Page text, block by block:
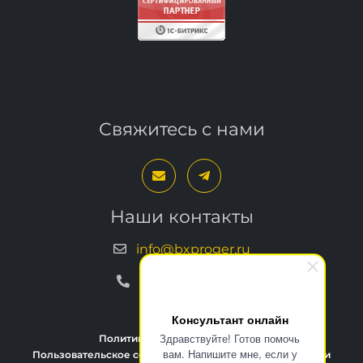
Консультант онлайн
Здравствуйте! Готов помочь
вам. Напишите мне, если у
Свяжитесь с нами
Наши контакты
info@bxproger.ru
Политика конфиденциальности
Пользовательское соглашение
Условия техподдержки